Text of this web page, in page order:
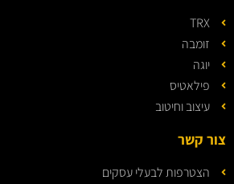
TRX
זומבה
יוגה
פילאטיס
עיצוב וחיטוב
צור קשר
הצטרפות לבעלי עסקים